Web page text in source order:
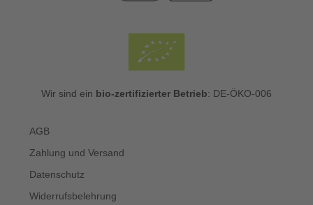
Wir sind ein bio-zertifizierter Betrieb: DE-ÖKO-006
AGB
Zahlung und Versand
Datenschutz
Widerrufsbelehrung